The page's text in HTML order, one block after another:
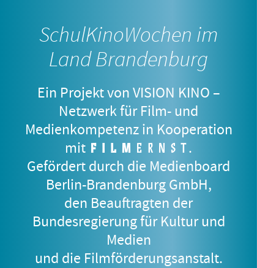
DJ AHMET
8.–12. Jahrgangsstufe
SchulKinoWochen im
Land Brandenburg
Ein Projekt von VISION KINO –
Netzwerk für Film- und
Medienkompetenz in Kooperation
mit
.
Gefördert durch die Medienboard
Berlin-Brandenburg GmbH,
den Beauftragten der
Bundesregierung für Kultur und
Medien
und die Filmförderungsanstalt.